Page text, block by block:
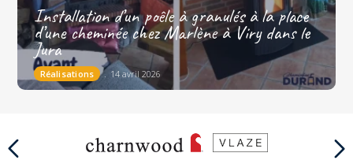
Installation d’un poêle à granulés à la place
d’une cheminée chez Marlène à Viry dans le
Jura
Réalisations 14 avril 2026